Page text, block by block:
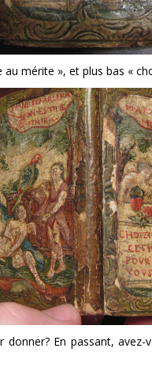
mérite », et plus bas «
donner? En passant,